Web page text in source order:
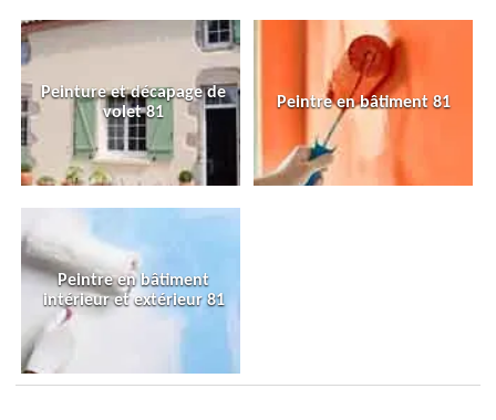
Peinture et décapage de
volet 81
Peintre en bâtiment 81
Peintre en bâtiment
intérieur et extérieur 81